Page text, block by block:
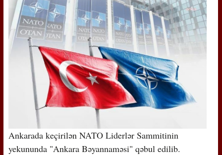
Ankarada keçirilən NATO Liderlər Sammitinin
yekununda "Ankara Bəyannaməsi" qəbul edilib.